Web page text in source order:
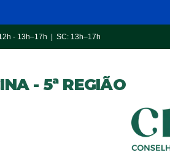
- 13h–17h | SC: 13h–17h
- 5ª REGIÃO